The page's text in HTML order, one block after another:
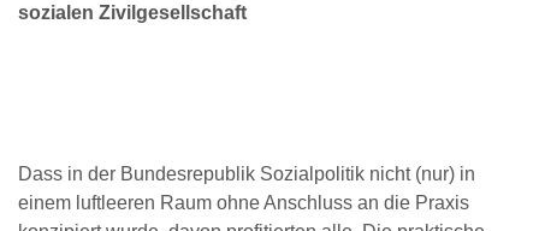
sozialen Zivilgesellschaft
Dass in der Bundesrepublik Sozialpolitik nicht (nur) in
einem luftleeren Raum ohne Anschluss an die Praxis